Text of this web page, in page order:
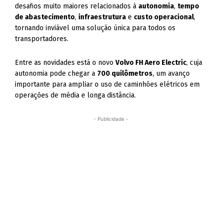
desafios muito maiores relacionados à autonomia, tempo
de abastecimento, infraestrutura e custo operacional,
tornando inviável uma solução única para todos os
transportadores.
Entre as novidades está o novoVolvo FH Aero Electric, cuja
autonomia pode chegar a 700 quilômetros, um avanço
importante para ampliar o uso de caminhões elétricos em
operações de média e longa distância.
- Publicidade -